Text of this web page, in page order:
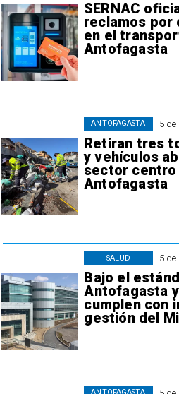
SERNAC
reclamos por
en el
Antofagasta
5
Retiran tres
y vehículos
sector centro
Antofagasta
ANTOFAGASTA
5
Bajo el
Antofagasta
cumplen con
gestión del
SALUD